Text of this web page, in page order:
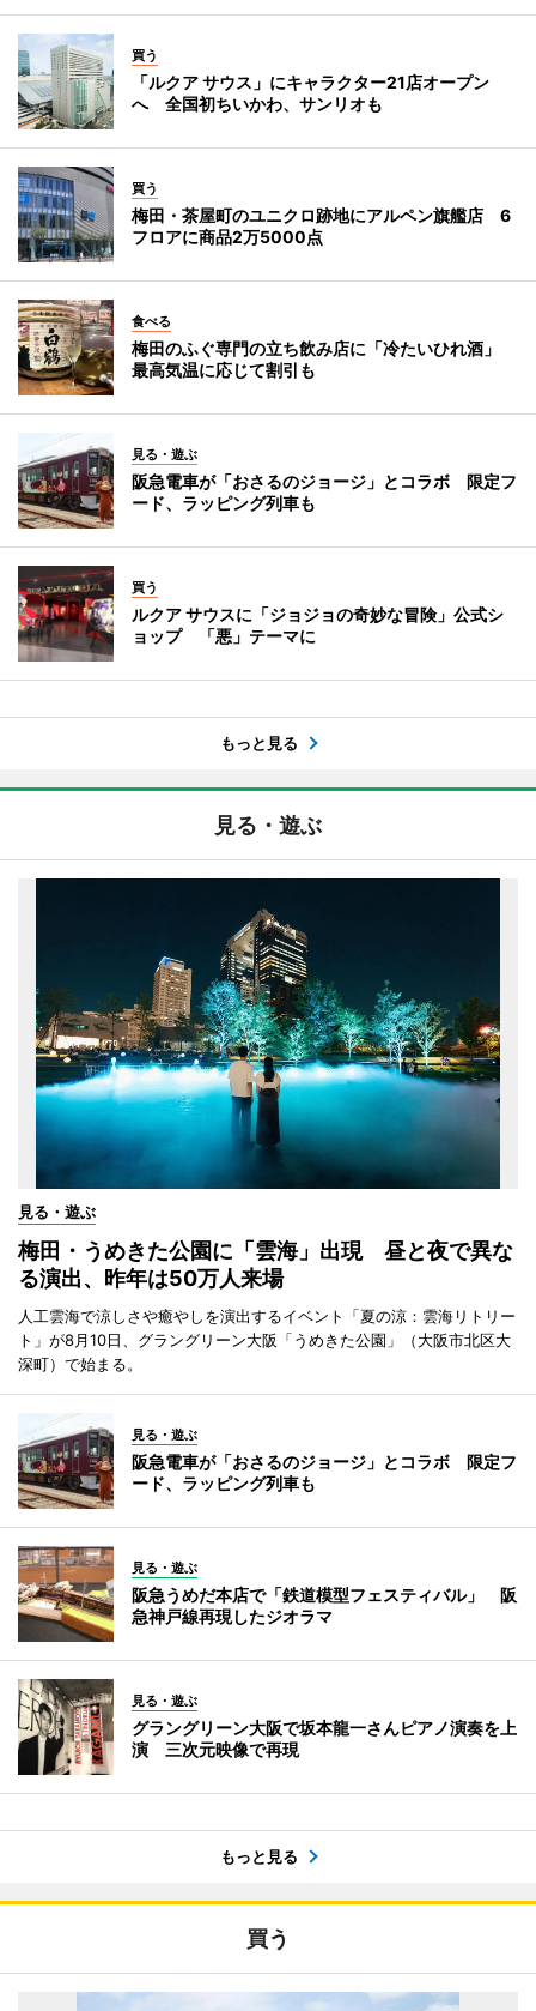
買う
「ルクア サウス」にキャラクター21店オープン
へ 全国初ちいかわ、サンリオも
買う
梅田・茶屋町のユニクロ跡地にアルペン旗艦店 6
フロアに商品2万5000点
食べる
梅田のふぐ専門の立ち飲み店に「冷たいひれ酒」
最高気温に応じて割引も
見る・遊ぶ
阪急電車が「おさるのジョージ」とコラボ 限定フ
ード、ラッピング列車も
買う
ルクア サウスに「ジョジョの奇妙な冒険」公式シ
ョップ 「悪」テーマに
もっと見る
見る・遊ぶ
見る・遊ぶ
梅田・うめきた公園に「雲海」出現 昼と夜で異な
る演出、昨年は50万人来場
人工雲海で涼しさや癒やしを演出するイベント「夏の涼：雲海リトリー
ト」が8月10日、グラングリーン大阪「うめきた公園」（大阪市北区大
深町）で始まる。
見る・遊ぶ
阪急電車が「おさるのジョージ」とコラボ 限定フ
ード、ラッピング列車も
見る・遊ぶ
阪急うめだ本店で「鉄道模型フェスティバル」 阪
急神戸線再現したジオラマ
見る・遊ぶ
グラングリーン大阪で坂本龍一さんピアノ演奏を上
演 三次元映像で再現
もっと見る
買う